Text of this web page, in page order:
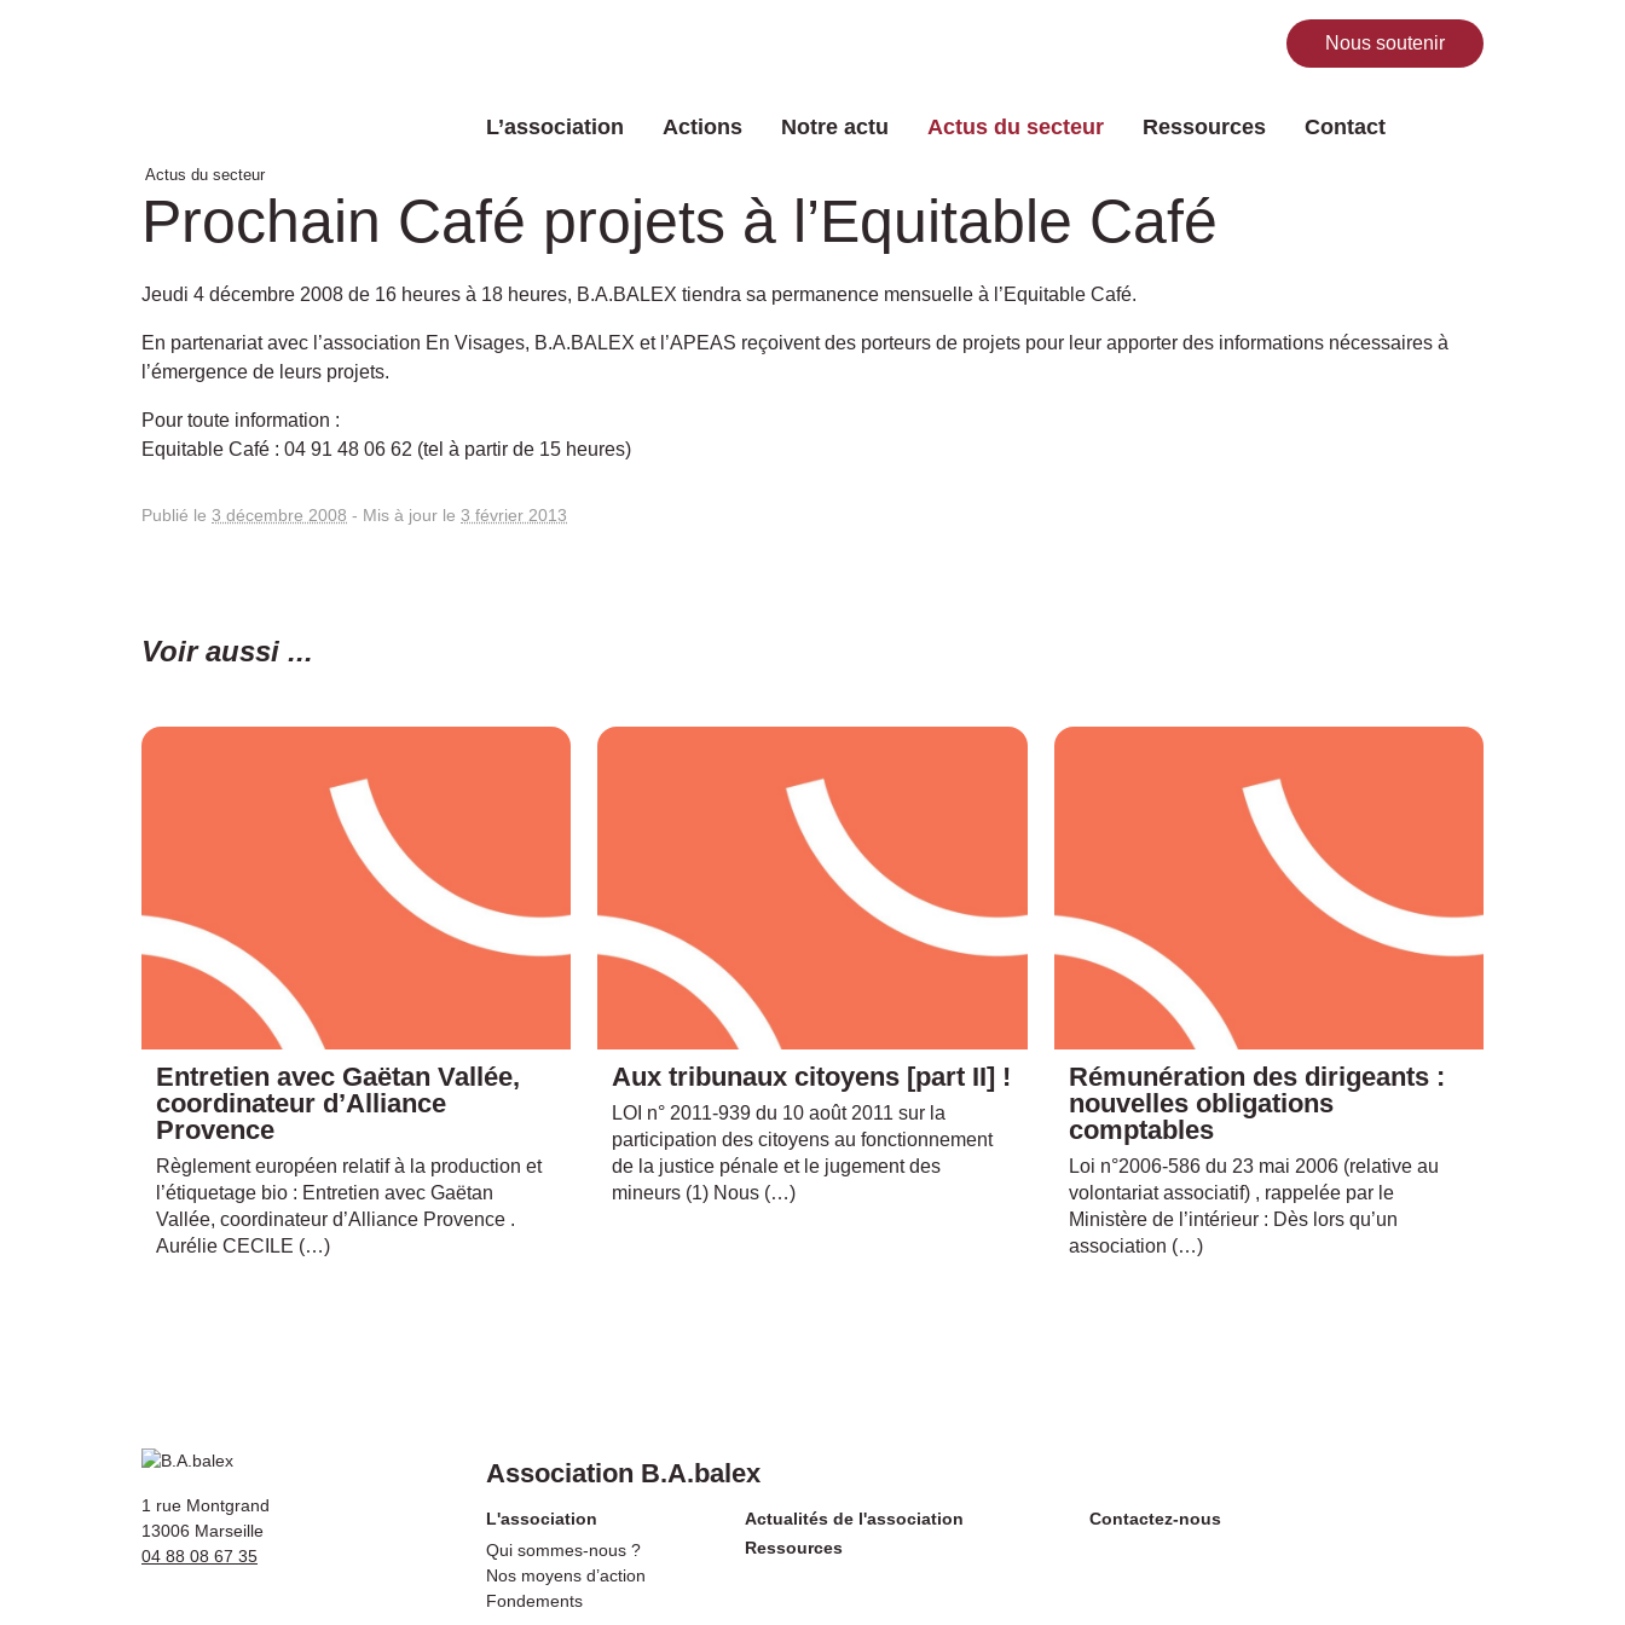
Rechercher
Nous soutenir
L’association Actions Notre actu Actus du secteur Ressources Contact
Actus du secteur
Prochain Café projets à l’Equitable Café
Jeudi 4 décembre 2008 de 16 heures à 18 heures, B.A.BALEX tiendra sa permanence mensuelle à l’Equitable Café.
En partenariat avec l’association En Visages, B.A.BALEX et l’APEAS reçoivent des porteurs de projets pour leur apporter des informations nécessaires à
l’émergence de leurs projets.
Pour toute information :
Equitable Café : 04 91 48 06 62 (tel à partir de 15 heures)
Publié le 3 décembre 2008 - Mis à jour le 3 février 2013
Voir aussi ...
Entretien avec Gaëtan Vallée,
coordinateur d’Alliance
Provence
Règlement européen relatif à la production et
l’étiquetage bio : Entretien avec Gaëtan
Vallée, coordinateur d’Alliance Provence .
Aurélie CECILE (…)
Aux tribunaux citoyens [part II] !
LOI n° 2011-939 du 10 août 2011 sur la
participation des citoyens au fonctionnement
de la justice pénale et le jugement des
mineurs (1) Nous (…)
Rémunération des dirigeants :
nouvelles obligations
comptables
Loi n°2006-586 du 23 mai 2006 (relative au
volontariat associatif) , rappelée par le
Ministère de l’intérieur : Dès lors qu’un
association (…)
1 rue Montgrand
13006 Marseille
04 88 08 67 35
Association B.A.balex
L'association
Qui sommes-nous ?
Nos moyens d’action
Fondements
Actualités de l'association
Ressources
Contactez-nous